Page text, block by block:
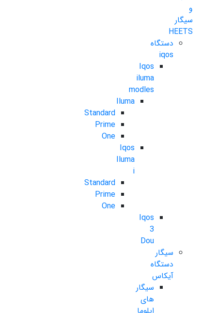
و
سیگار
HEETS
دستگاه
iqos
Iqos
iluma
modles
Iluma
Standard
Prime
One
Iqos
Iluma
i
Standard
Prime
One
Iqos
3
Dou
سیگار
دستگاه
آیکاس
سیگار
های